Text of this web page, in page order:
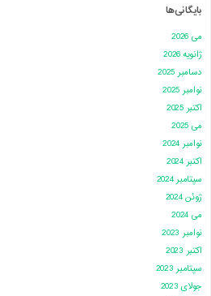
بایگانی‌ها
می 2026
ژانویه 2026
دسامبر 2025
نوامبر 2025
اکتبر 2025
می 2025
نوامبر 2024
اکتبر 2024
سپتامبر 2024
ژوئن 2024
می 2024
نوامبر 2023
اکتبر 2023
سپتامبر 2023
جولای 2023